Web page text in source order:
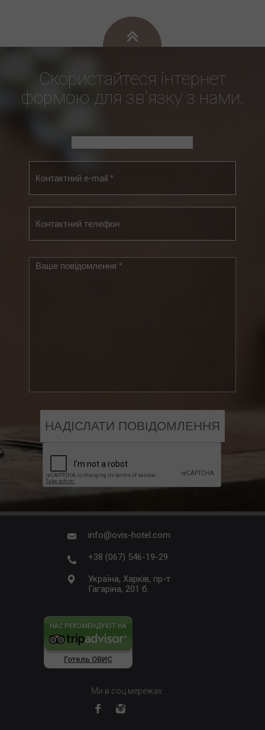
Скористайтеся інтернет
формою для зв'язку з нами.
info@ovis-hotel.com
+38 (067) 546-19-29
Україна, Харків, пр-т
Гагаріна, 201 б.
НАС РЕКОМЕНДУЮТ НА
Готель ОВИС
Ми в соц.мережах: